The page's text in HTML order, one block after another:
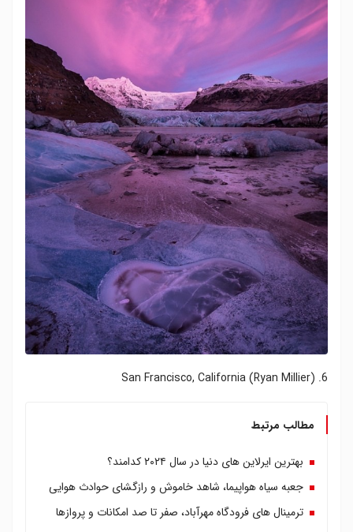
6. San Francisco, California (Ryan Millier)
مطالب مرتبط
بهترین ایرلاین های دنیا در سال ۲۰۲۴ کدامند؟
جعبه سیاه هواپیما، شاهد خاموش و رازگشای حوادث هوایی
ترمینال های فرودگاه مهرآباد، صفر تا صد امکانات و پروازها